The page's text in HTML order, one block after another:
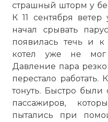
страшный шторм у
К 11 сентября
начал срывать
появилась течь и
котел уже не мог
Давление пара
перестало
тонуть. Быстро
пассажиров,
пытались при